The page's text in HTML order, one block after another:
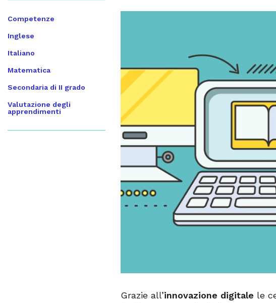
Competenze
Inglese
Italiano
Matematica
Secondaria di II grado
Valutazione degli
apprendimenti
Grazie all’innovazione digitale le